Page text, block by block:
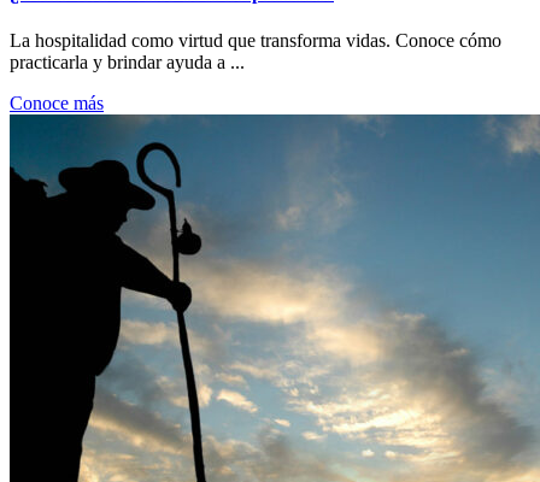
La hospitalidad como virtud que transforma vidas. Conoce cómo
practicarla y brindar ayuda a ...
Conoce más